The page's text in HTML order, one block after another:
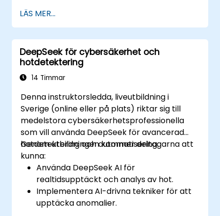
insikt.
Optimera chattbot-arbetsflöden för en
bättre användarupplevelse.
LÄS MER...
DeepSeek för cybersäkerhet och
hotdetektering
14 Timmar
Denna instruktorsledda, liveutbildning i
Sverige (online eller på plats) riktar sig till
medelstora cybersäkerhetsprofessionella
som vill använda DeepSeek för avancerad
hotdetektering och automatisering.
Genom utbildningen kommer deltagarna att
kunna:
Använda DeepSeek AI för
realtidsupptäckt och analys av hot.
Implementera AI-drivna tekniker för att
upptäcka anomalier.